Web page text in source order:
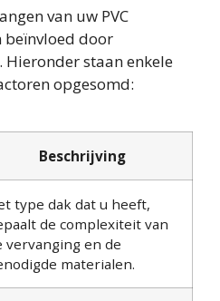
van uw PVC
door
staan enkele
opgesomd:
Beschrijving
type dak dat u heeft,
de complexiteit van
vervanging en de
materialen.